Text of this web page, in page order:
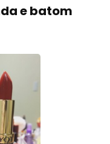
e batom